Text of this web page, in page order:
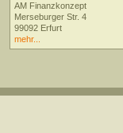
AM Finanzkonzept
Merseburger Str. 4
99092 Erfurt
mehr...